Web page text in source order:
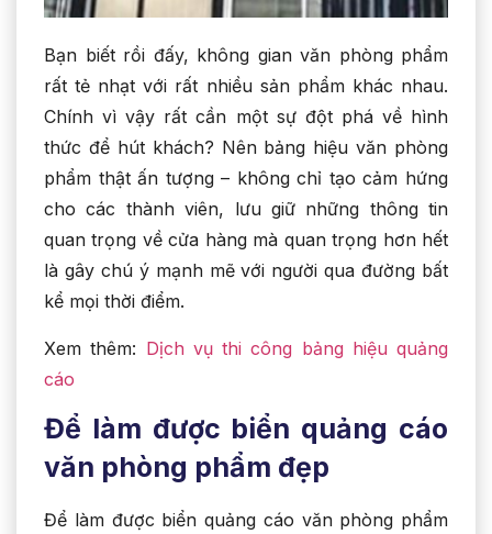
Bạn biết rồi đấy, không gian văn phòng phẩm
rất tẻ nhạt với rất nhiều sản phẩm khác nhau.
Chính vì vậy rất cần một sự đột phá về hình
thức để hút khách? Nên bảng hiệu văn phòng
phẩm thật ấn tượng – không chỉ tạo cảm hứng
cho các thành viên, lưu giữ những thông tin
quan trọng về cửa hàng mà quan trọng hơn hết
là gây chú ý mạnh mẽ với người qua đường bất
kể mọi thời điểm.
Xem thêm: Dịch vụ thi công bảng hiệu quảng
cáo
Để làm được biển quảng cáo
văn phòng phẩm đẹp
Để làm được biển quảng cáo văn phòng phẩm